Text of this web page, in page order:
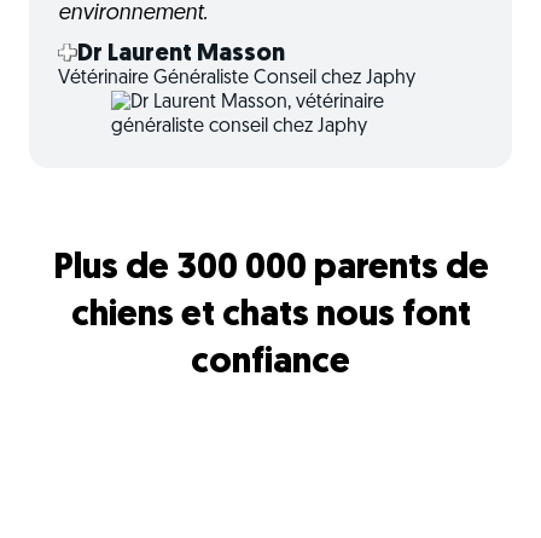
environnement.
Dr Laurent Masson
Vétérinaire Généraliste Conseil chez Japhy
Plus de 300 000 parents de
chiens et chats nous font
confiance